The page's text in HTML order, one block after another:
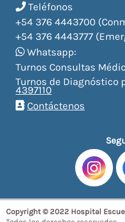
Teléfonos
+54 376 4443700
+54 376 4443777
Whatsapp:
Turnos Consultas
Turnos de Diagnóstico
4397110
Contáctenos
Copyright © 2022 Hospital